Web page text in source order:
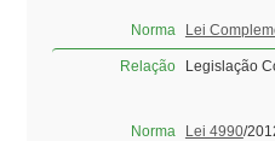
Norma Lei
Relação Legislação
Norma Lei 4990/